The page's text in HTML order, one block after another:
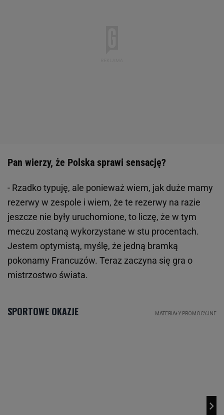
Pan wierzy, że Polska sprawi sensację?
- Rzadko typuję, ale ponieważ wiem, jak duże mamy
rezerwy w zespole i wiem, że te rezerwy na razie
jeszcze nie były uruchomione, to liczę, że w tym
meczu zostaną wykorzystane w stu procentach.
Jestem optymistą, myślę, że jedną bramką
pokonamy Francuzów. Teraz zaczyna się gra o
mistrzostwo świata.